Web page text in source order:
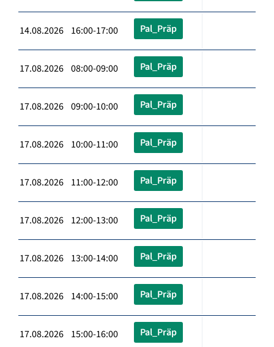
14.08.2026 16:00-17:00 Pal_Präp
17.08.2026 08:00-09:00 Pal_Präp
17.08.2026 09:00-10:00 Pal_Präp
17.08.2026 10:00-11:00 Pal_Präp
17.08.2026 11:00-12:00 Pal_Präp
17.08.2026 12:00-13:00 Pal_Präp
17.08.2026 13:00-14:00 Pal_Präp
17.08.2026 14:00-15:00 Pal_Präp
17.08.2026 15:00-16:00 Pal_Präp